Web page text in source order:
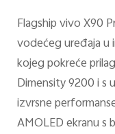
Flagship vivo X90
vodećeg uređaja u
kojeg pokreće
Dimensity 9200 i s
izvrsne
AMOLED ekranu s